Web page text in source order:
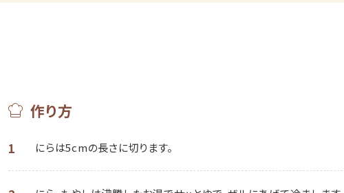
作り方
1 にらは5cmの長さに切ります。